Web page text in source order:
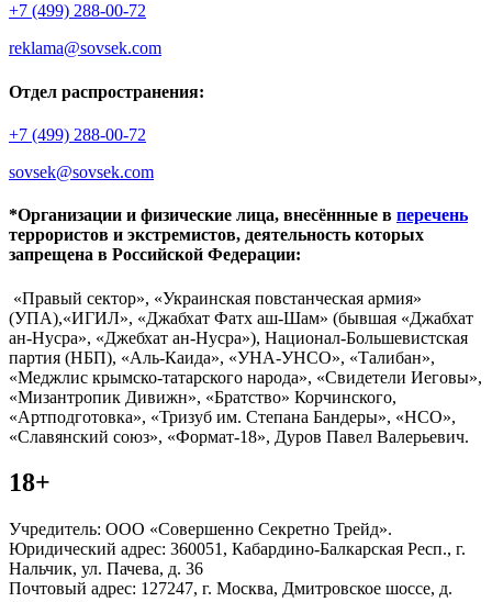
+7 (499) 288-00-72
reklama@sovsek.com
Отдел распространения:
+7 (499) 288-00-72
sovsek@sovsek.com
*Организации и физические лица, внесённные в перечень
террористов и экстремистов, деятельность которых
запрещена в Российской Федерации:
«Правый сектор», «Украинская повстанческая армия»
(УПА),«ИГИЛ», «Джабхат Фатх аш-Шам» (бывшая «Джабхат
ан-Нусра», «Джебхат ан-Нусра»), Национал-Большевистская
партия (НБП), «Аль-Каида», «УНА-УНСО», «Талибан»,
«Меджлис крымско-татарского народа», «Свидетели Иеговы»,
«Мизантропик Дивижн», «Братство» Корчинского,
«Артподготовка», «Тризуб им. Степана Бандеры», «НСО»,
«Славянский союз», «Формат-18», Дуров Павел Валерьевич.
18+
Учредитель: ООО «Совершенно Секретно Трейд».
Юридический адрес: 360051, Кабардино-Балкарская Респ., г.
Нальчик, ул. Пачева, д. 36
Почтовый адрес: 127247, г. Москва, Дмитровское шоссе, д.